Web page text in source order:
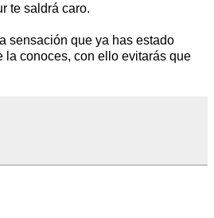
te saldrá caro.
sensación que ya has estado
la conoces, con ello evitarás que